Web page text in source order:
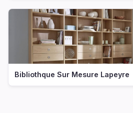
Bibliothque Sur Mesure Lapeyre